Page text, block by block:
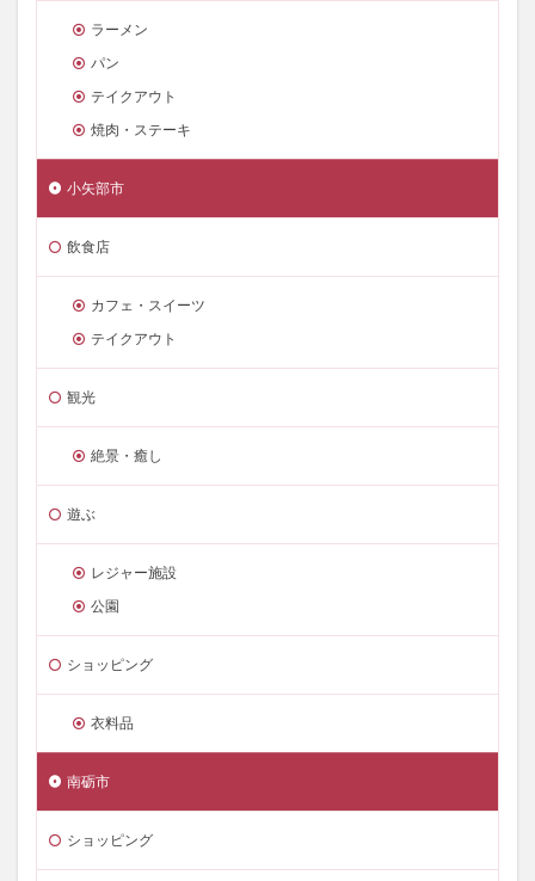
ラーメン
パン
テイクアウト
焼肉・ステーキ
小矢部市
飲食店
カフェ・スイーツ
テイクアウト
観光
絶景・癒し
遊ぶ
レジャー施設
公園
ショッピング
衣料品
南砺市
ショッピング